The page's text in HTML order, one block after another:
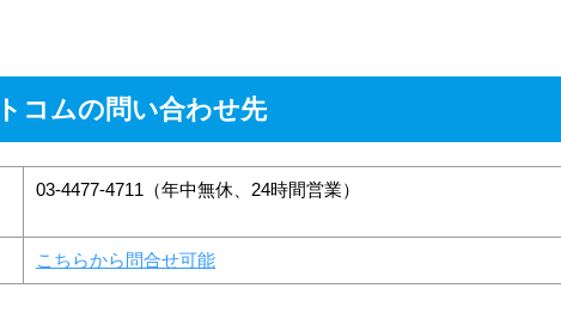
コムの問い合わせ先
03-4477-4711（年中無休、24時間営業）
こちらから問合せ可能